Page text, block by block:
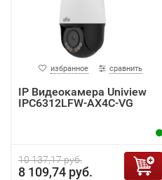
избранное сравнить
IP Видеокамера Uniview
IPC6312LFW-AX4C-VG
10 137,17 руб.
8 109,74 руб.